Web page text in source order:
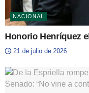
NACIONAL
Honorio Henríquez
21 de julio de 2026